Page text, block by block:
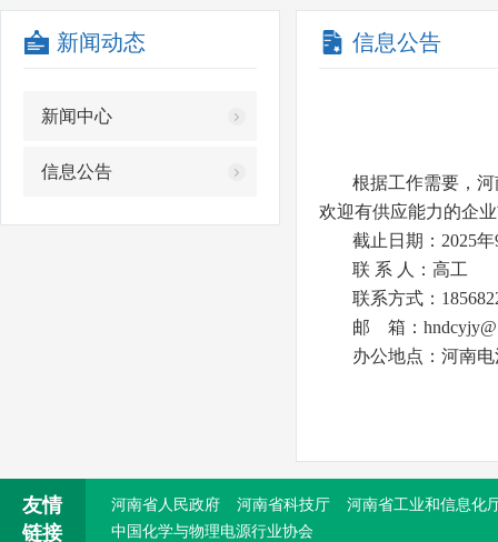
我院召开2023年上半年度工作会议
省政协副主席戴柏华一行莅临我院参观调研
省委改革办调研组莅临我院参观调研
我院赴唐庄太行公仆展览馆参观学习吴金印
信息公告
根据工作需要，
欢迎有供应能力的企
截止日期：2025
联 系 人：高工
联系方式：
邮 箱：
办公地点：河南
新闻动态
新闻中心
信息公告
友情
链接
河南省人民政府 河南省科技厅
河南省工业和信息化
中国化学与物理电源行业协会